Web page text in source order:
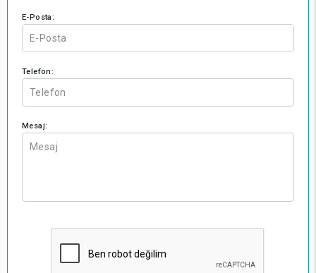
E-Posta:
Telefon:
Mesaj: